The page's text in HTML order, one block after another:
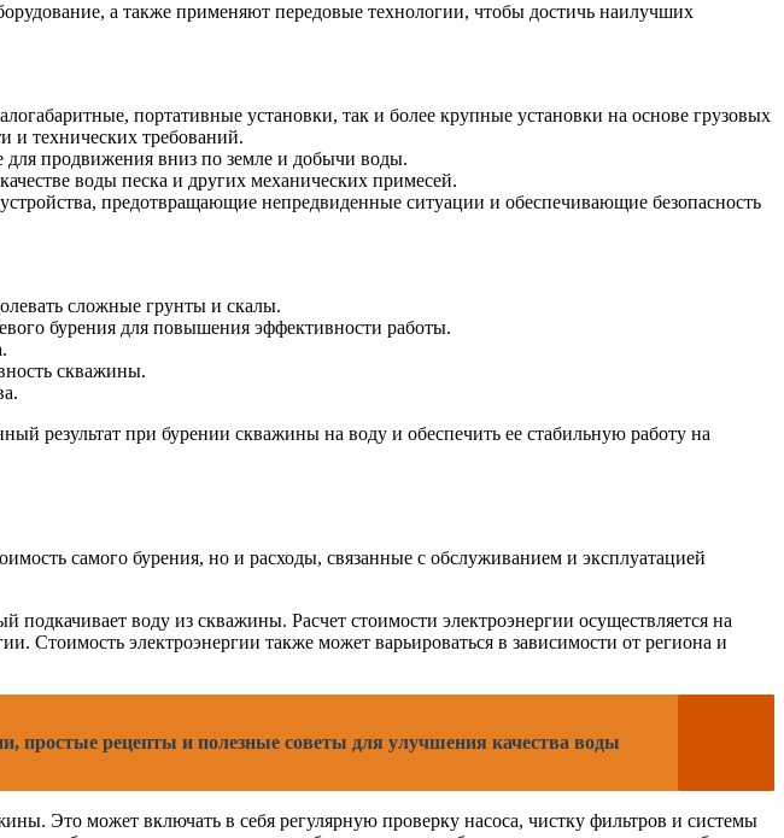
а также применяют передовые технологии, чтобы достичь наилучших
портативные установки, так и более крупные установки на основе грузовых
и технических требований.
продвижения вниз по земле и добычи воды.
воды песка и других механических примесей.
предотвращающие непредвиденные ситуации и обеспечивающие безопасность
сложные грунты и скалы.
бурения для повышения эффективности работы.
скважины.
результат при бурении скважины на воду и обеспечить ее стабильную работу на
самого бурения, но и расходы, связанные с обслуживанием и эксплуатацией
воду из скважины. Расчет стоимости электроэнергии осуществляется на
Стоимость электроэнергии также может варьироваться в зависимости от региона и
простые рецепты и полезные советы для улучшения качества воды
Это может включать в себя регулярную проверку насоса, чистку фильтров и системы